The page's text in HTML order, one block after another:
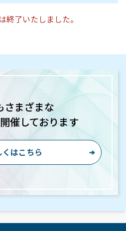
了いたしました。
さまざまな
催しております
くはこちら